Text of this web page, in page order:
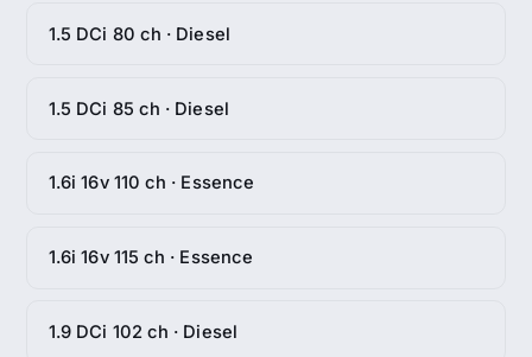
1.5 DCi 80 ch · Diesel
1.5 DCi 85 ch · Diesel
1.6i 16v 110 ch · Essence
1.6i 16v 115 ch · Essence
1.9 DCi 102 ch · Diesel